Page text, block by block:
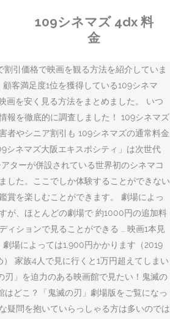
109シネマズ 4dx 料
金
割引価格で映画を観る方法を紹介していま
客満足度1位を獲得している109シネマ
画を安く見る方法をまとめました。 いつ
報を徹底的に調査しました！ 109シネマズ
者やシニア割引も 109シネマズの通常料金
シネマズ大阪エキスポシティ」は次世代
ターが併設されている世界初のシネマコ
した。ここでしか体験することができない
賞を楽しむことができます。 劇場によっ
が、ほとんどの劇場で 約1000円の追加料
ィションで見ることができる … 映画1本見
場によっては1,900円かかります（2019
家族4人で見に行くと1万円超えてしまい
刃」を迫力のある映画館で見たい！鬼滅の
はどこ？「鬼滅の刃」劇場版をご覧になっ
疑問を抱いていらっしゃる方は多いのでは